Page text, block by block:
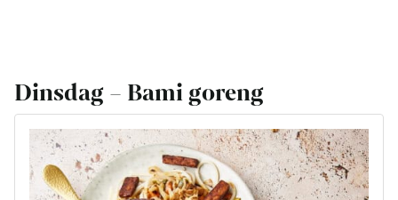
Dinsdag – Bami goreng